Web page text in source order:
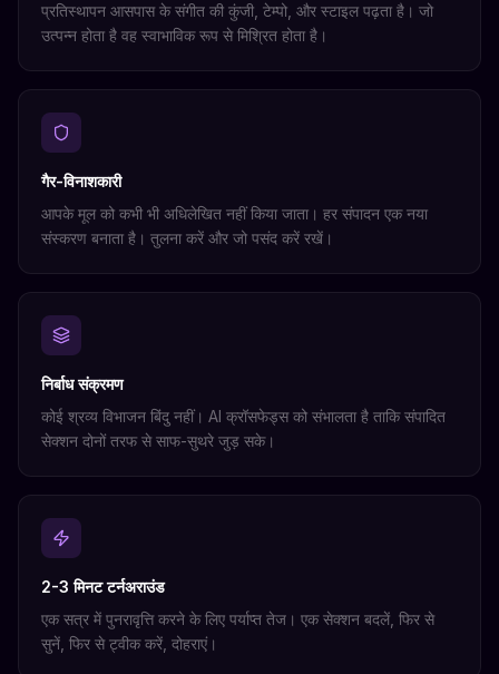
प्रतिस्थापन आसपास के संगीत की कुंजी, टेम्पो, और स्टाइल पढ़ता है। जो
उत्पन्न होता है वह स्वाभाविक रूप से मिश्रित होता है।
गैर-विनाशकारी
आपके मूल को कभी भी अधिलेखित नहीं किया जाता। हर संपादन एक नया
संस्करण बनाता है। तुलना करें और जो पसंद करें रखें।
निर्बाध संक्रमण
कोई श्रव्य विभाजन बिंदु नहीं। AI क्रॉसफेड्स को संभालता है ताकि संपादित
सेक्शन दोनों तरफ से साफ-सुथरे जुड़ सके।
2-3 मिनट टर्नअराउंड
एक सत्र में पुनरावृत्ति करने के लिए पर्याप्त तेज। एक सेक्शन बदलें, फिर से
सुनें, फिर से ट्वीक करें, दोहराएं।